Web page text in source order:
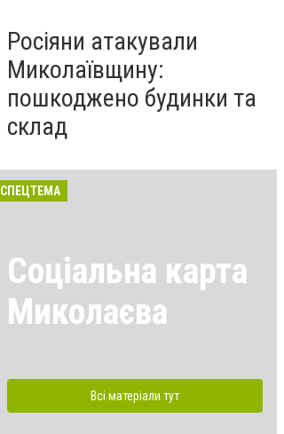
Росіяни атакували
Миколаївщину:
пошкоджено будинки та
склад
СПЕЦТЕМА
Соціальна карта
Миколаєва
Всі матеріали тут